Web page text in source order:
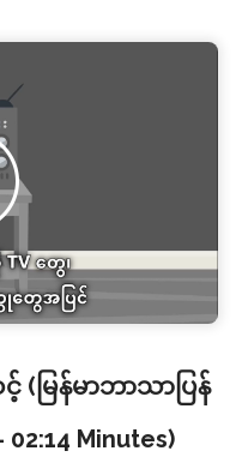
(မြန်မာဘာသာပြန်
Minutes)